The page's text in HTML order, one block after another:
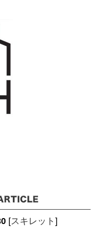
[スキレット]